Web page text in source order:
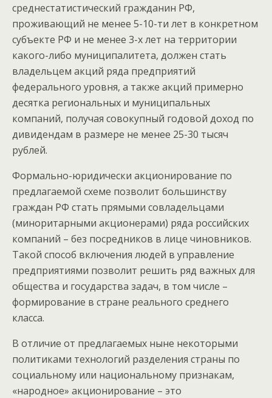
среднестатистический гражданин РФ,
проживающий не менее 5-10-ти лет в конкретном
субъекте РФ и не менее 3-х лет на территории
какого-либо муниципалитета, должен стать
владельцем акций ряда предприятий
федерального уровня, а также акций примерно
десятка региональных и муниципальных
компаний, получая совокупный годовой доход по
дивидендам в размере не менее 25-30 тысяч
рублей.
Формально-юридически акционирование по
предлагаемой схеме позволит большинству
граждан РФ стать прямыми совладельцами
(миноритарными акционерами) ряда российских
компаний – без посредников в лице чиновников.
Такой способ включения людей в управление
предприятиями позволит решить ряд важных для
общества и государства задач, в том числе –
формирование в стране реального среднего
класса.
В отличие от предлагаемых ныне некоторыми
политиками технологий разделения страны по
социальному или национальному признакам,
«народное» акционирование – это